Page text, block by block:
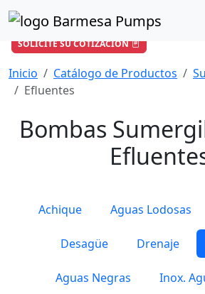
¿Cómo podemos ayudarle?
ventas-co@barmesapumps.com
SOLICITE SU COTIZACIÓN
Inicio Catálogo de Productos
Efluentes
Bombas
Achique Aguas Lodosas
Desagüe Drenaje
Aguas Negras Inox.